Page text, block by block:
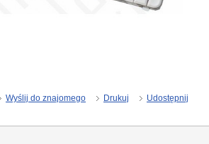
Wyślij do znajomego Drukuj Udostępnij